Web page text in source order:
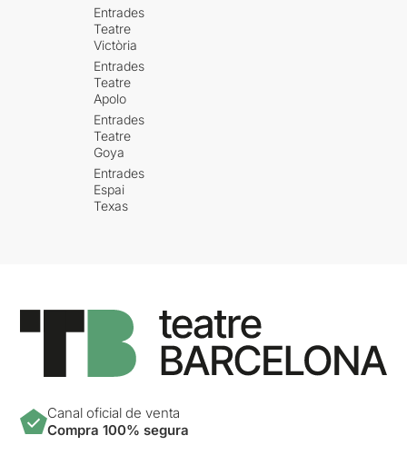
Entrades
Teatre
Victòria
Entrades
Teatre
Apolo
Entrades
Teatre
Goya
Entrades
Espai
Texas
Canal oficial de venta
Compra 100% segura